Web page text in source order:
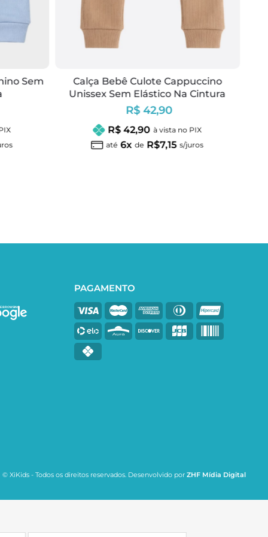
Sem
Calça Bebê Culote Cappuccino
Unissex Sem Elástico Na Cintura
R$ 42,90
R$ 42,90 à vista no PIX
até 6x de R$7,15 s/juros
BROWSING
PAGAMENTO
© XiKids - Todos os direitos reservados. Desenvolvido porZHF Mídia Digital